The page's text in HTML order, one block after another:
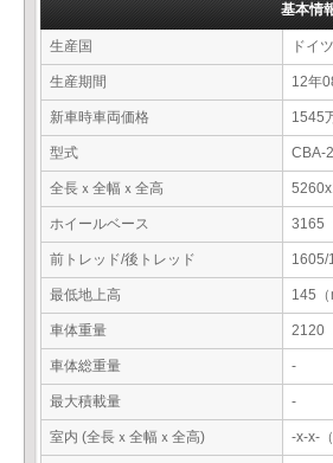
基本情
生産国 ドイツ
生産期間 12年
新車時車両価格 1545
型式 CBA-
全長ｘ全幅ｘ全高
ホイールベース 3165
前トレッド/後トレッド 1605/
最低地上高 145（
車体重量 2120
車体総重量 -
最大積載量 -
室内 (全長ｘ全幅ｘ全高) -x-x-（